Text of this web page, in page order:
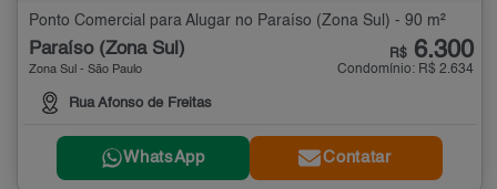
Ponto Comercial para Alugar no Paraíso (Zona Sul) - 90 m²
Paraíso (Zona Sul)
Zona Sul - São Paulo
Rua Afonso de Freitas
R$ 6.300
Condomínio: R$ 2.634
WhatsApp Contatar